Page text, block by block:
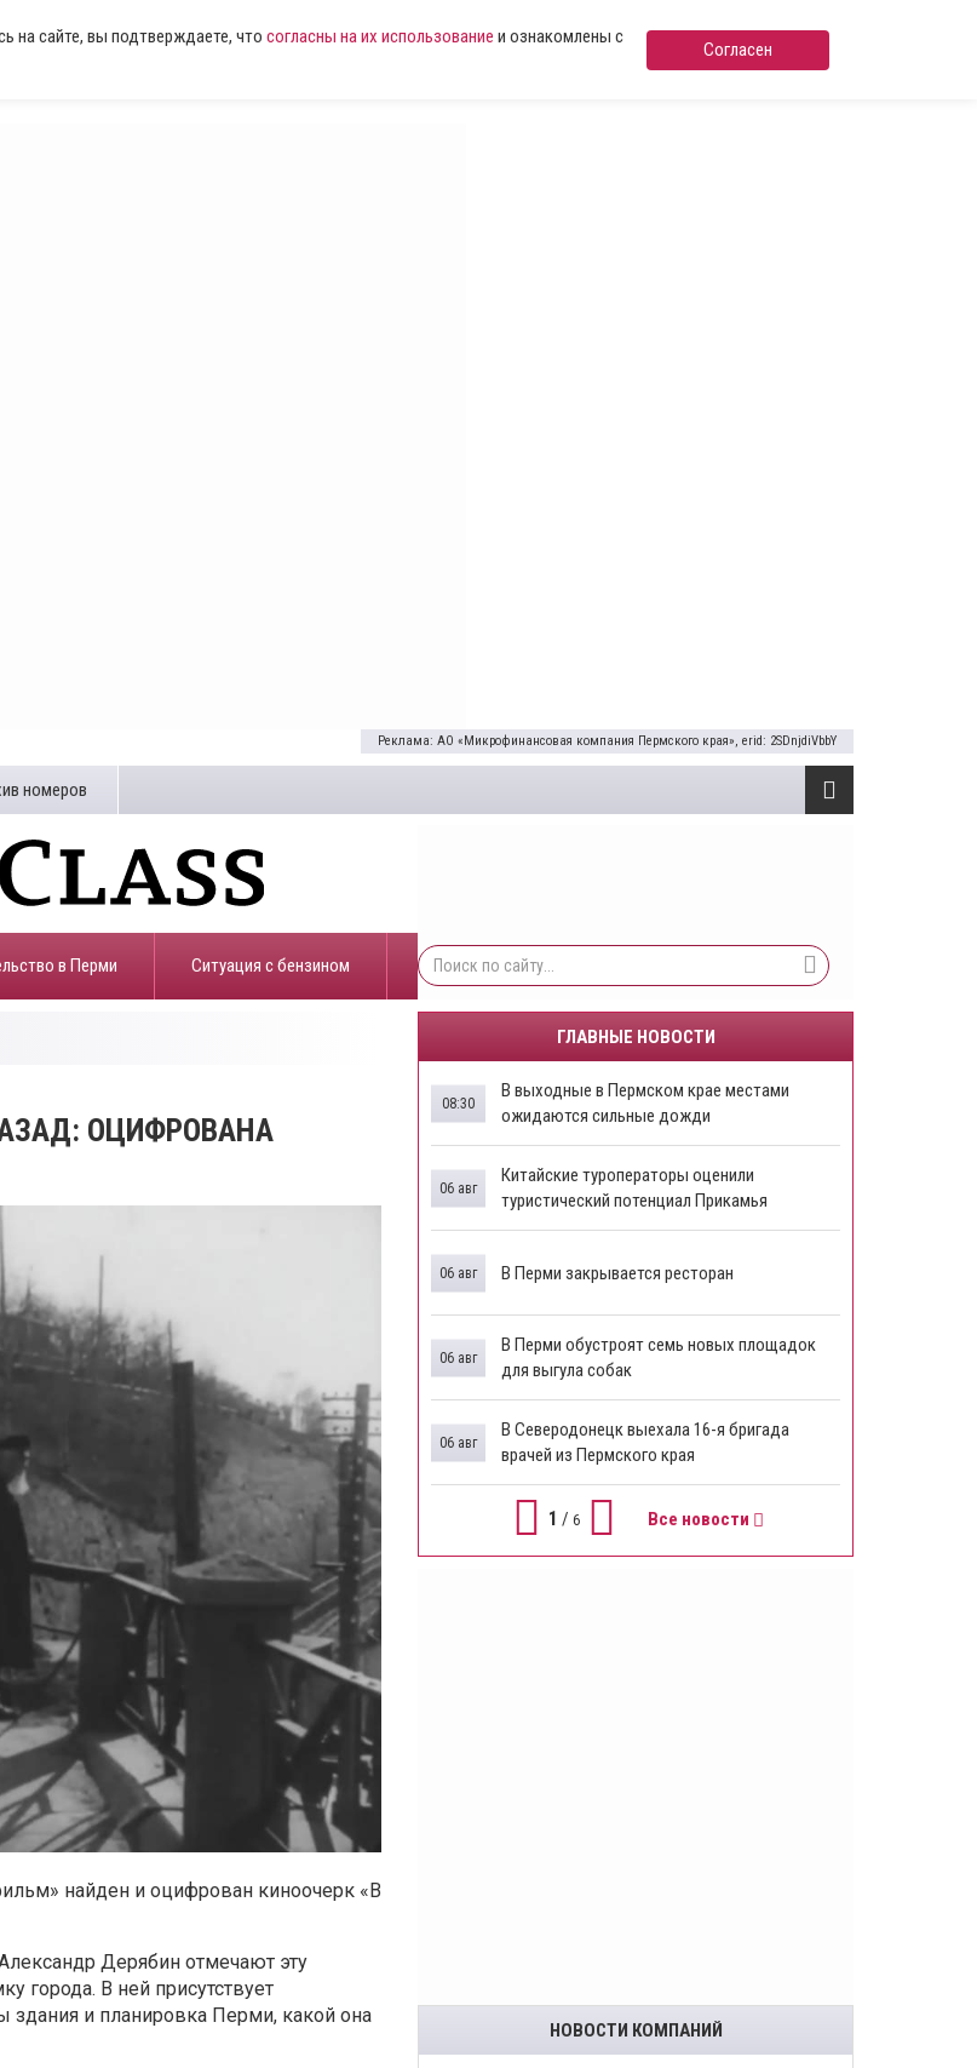
на сайте, вы подтверждаете, что согласны на их использование и ознакомлены с
Согласен
Реклама: АО «Микрофинансовая компания Пермского края», erid: 2SDnjdiVbbY
номеров
в Перми ​Ситуация с бензином
ОЦИФРОВАНА
найден и оцифрован киноочерк «В
Дерябин отмечают эту
города. В ней присутствует
и планировка Перми, какой она
ГЛАВНЫЕ НОВОСТИ
В выходные в Пермском крае местами
ожидаются сильные дожди
08:30
Китайские туроператоры оценили
туристический потенциал Прикамья
06 авг
В Перми закрывается ресторан
06 авг
​В Перми обустроят семь новых площадок
для выгула собак
06 авг
В Северодонецк выехала 16-я бригада
врачей из Пермского края
06 авг
1 / 6 Все новости
НОВОСТИ КОМПАНИЙ